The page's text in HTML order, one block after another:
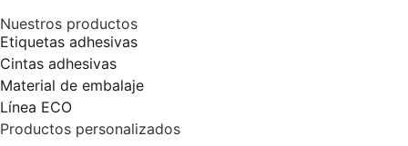
Nuestros productos
Etiquetas adhesivas
Cintas adhesivas
Material de embalaje
Línea ECO
Productos personalizados